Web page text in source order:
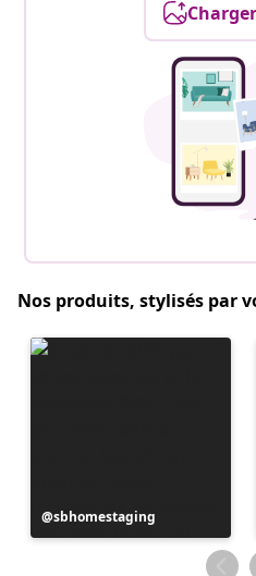
Nos produits, stylisés par
Publication
publiée
sbhomestaging